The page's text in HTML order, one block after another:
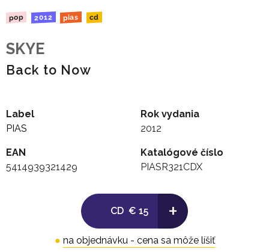
pop 2012 pias cd
SKYE
Back to Now
Label
PIAS
Rok vydania
2012
EAN
5414939321429
Katalógové číslo
PIASR321CDX
CD € 15 +
● na objednávku - cena sa môže líšiť